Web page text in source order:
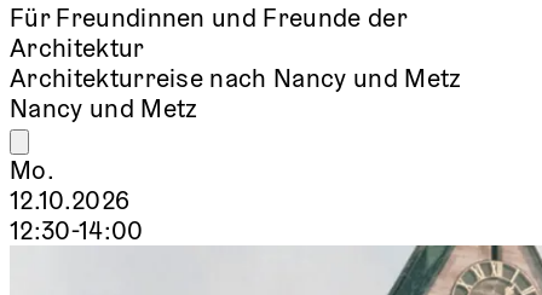
Für Freundinnen und Freunde der
Architektur
Architekturreise nach Nancy und Metz
Nancy und Metz
Mo.
12.10.2026
12:30-14:00